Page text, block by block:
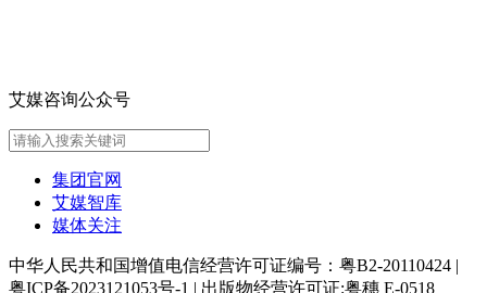
艾媒咨询公众号
集团官网
艾媒智库
媒体关注
中华人民共和国增值电信经营许可证编号：粤B2-20110424 |
粤ICP备2023121053号-1 | 出版物经营许可证:粤穗 E-0518